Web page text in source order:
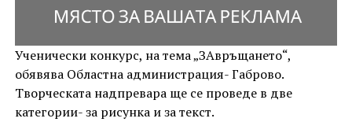
Ученически конкурс, на тема „ЗАвръщането“,
обявява Областна администрация- Габрово.
Творческата надпревара ще се проведе в две
категории- за рисунка и за текст.